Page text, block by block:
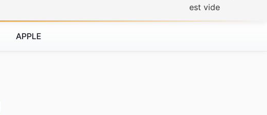
est vide
APPLE